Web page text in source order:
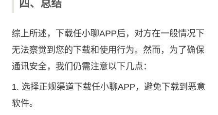
四、总结
综上所述，下载任小聊APP后，对方在一般情况下
无法察觉到您的下载和使用行为。然而，为了确保
通讯安全，我们仍需注意以下几点：
1. 选择正规渠道下载任小聊APP，避免下载到恶意
软件。